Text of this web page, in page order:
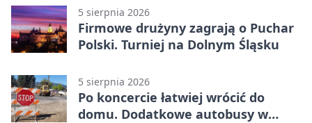
5 sierpnia 2026
Firmowe drużyny zagrają o Puchar
Polski. Turniej na Dolnym Śląsku
5 sierpnia 2026
Po koncercie łatwiej wrócić do
domu. Dodatkowe autobusy w